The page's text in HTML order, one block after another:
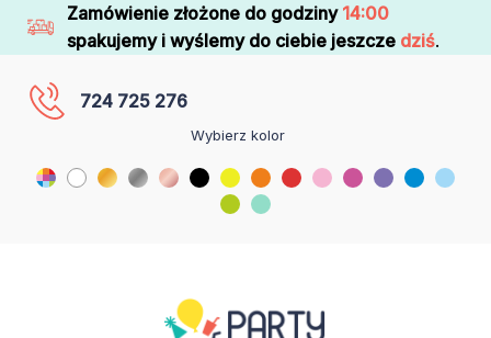
Zamówienie złożone do godziny 14:00
spakujemy i wyślemy do ciebie jeszcze dziś.
724 725 276
Wybierz kolor